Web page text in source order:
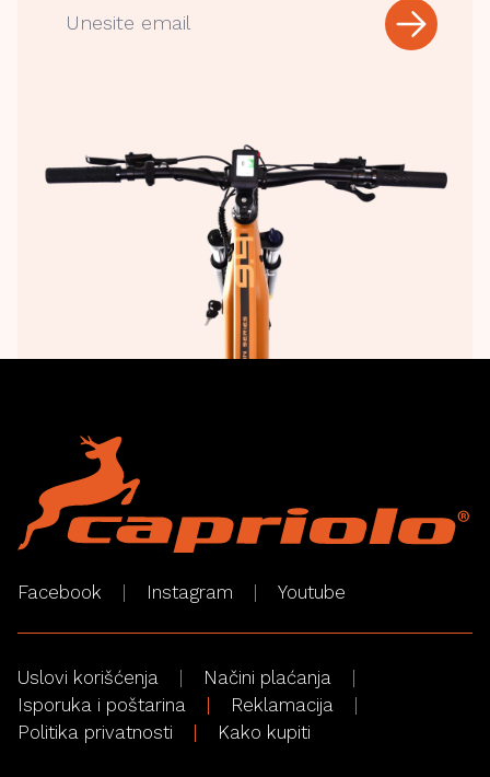
Facebook Instagram Youtube
Uslovi korišćenja
Načini plaćanja
Isporuka i poštarina
Reklamacija
Politika privatnosti
Kako kupiti